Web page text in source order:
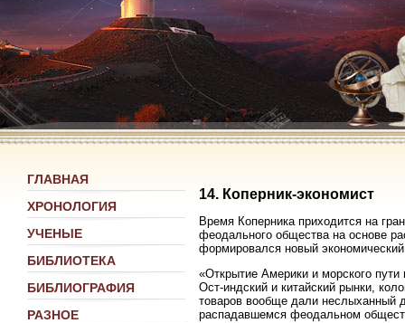
ГЛАВНАЯ
ХРОНОЛОГИЯ
УЧЕНЫЕ
БИБЛИОТЕКА
БИБЛИОГРАФИЯ
РАЗНОЕ
14. Коперник-экономист
Время Коперника приходится на
феодального общества на основе
формировался новый
«Открытие Америки и морского
Ост-индский и китайский рынки,
товаров вообще дали неслыханный
распадавшемся феодальном